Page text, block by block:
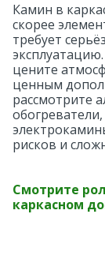
Камин в
скорее
требует
цените
ценным
рассмотрите
рисков и
Смотрите
каркасном